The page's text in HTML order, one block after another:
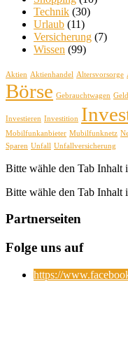
Technik (30)
Urlaub (11)
Versicherung (7)
Wissen (99)
Aktien Aktienhandel Altersvorsorge
Börse Gebrauchtwagen
Investieren Investition
Mobilfunkanbieter Mubilfunknetz
Sparen Unfall Unfallversicherung
Bitte wähle den Tab Inhalt
Bitte wähle den Tab Inhalt
Partnerseiten
Folge uns auf
https://